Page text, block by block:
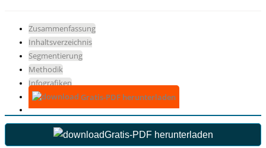
Zusammenfassung
Inhaltsverzeichnis
Segmentierung
Methodik
Infografiken
Gratis-PDF herunterladen
Gratis-PDF herunterladen